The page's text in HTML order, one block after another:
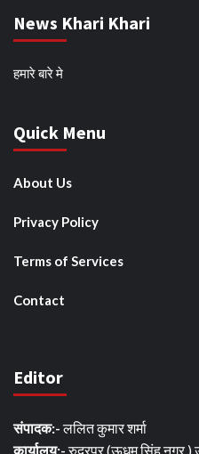
News Khari Khari
हमारे बारे मे
Quick Menu
About Us
Privacy Policy
Terms of Services
Contact
Editor
संपादक:-ललित कुमार शर्मा
कार्यालय:-रुद्रपुर (ऊधम सिंह नगर )